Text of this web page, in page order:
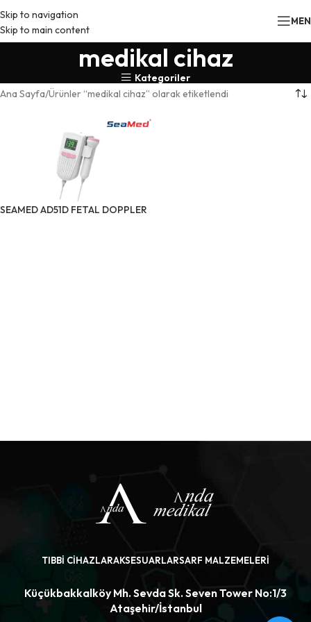
Skip to navigation
Skip to main content
medikal cihaz
Kategoriler
Ana Sayfa Ürünler “medikal cihaz” olarak etiketlendi
SEAMED AD51D FETAL DOPPLER
TIBBI CIHAZLARAKSESUARLARSARF MALZEMELERI
Küçükbakkalköy Mh. Sevda Sk. Seven Tower No:1/3
Ataşehir/İstanbul